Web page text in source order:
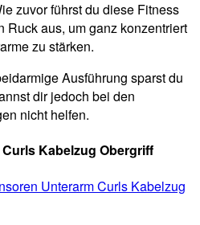
zuvor führst du diese Fitness
Ruck aus, um ganz konzentriert
zu stärken.
Ausführung sparst du
dir jedoch bei den
nicht helfen.
Kabelzug Obergriff